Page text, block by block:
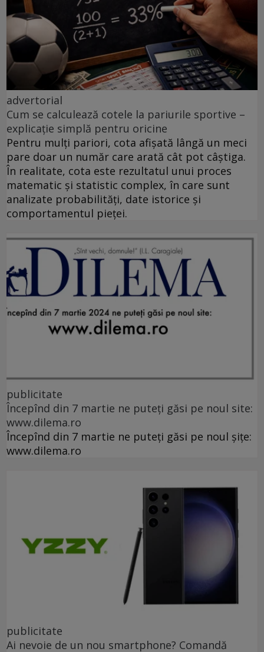
advertorial
Cum se calculează cotele la pariurile sportive –
explicație simplă pentru oricine
Pentru mulți pariori, cota afișată lângă un meci
pare doar un număr care arată cât pot câștiga.
În realitate, cota este rezultatul unui proces
matematic și statistic complex, în care sunt
analizate probabilități, date istorice și
comportamentul pieței.
publicitate
Începînd din 7 martie ne puteți găsi pe noul site:
www.dilema.ro
Începînd din 7 martie ne puteți găsi pe noul șițe:
www.dilema.ro
publicitate
Ai nevoie de un nou smartphone? Comandă